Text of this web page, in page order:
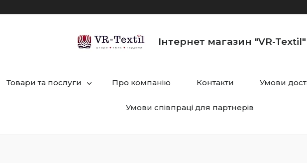
Інтернет магазин "VR-Textil"
Товари та послуги Про компанію Контакти Умови
Умови співпраці для партнерів